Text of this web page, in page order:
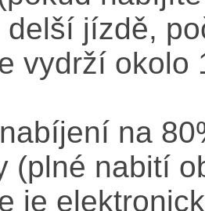
delší jízdě,
vydrží okolo
na
(plné nabití
je